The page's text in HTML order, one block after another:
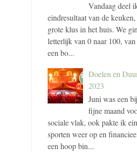
Vandaag deel
eindresultaat van de keuken,
grote klus in het huis. We
letterlijk van 0 naar 100,
een bo...
Doelen en
2023
Juni was een
fijne maand
sociale vlak, ook pakte ik
sporten weer op en
een hoop bin...